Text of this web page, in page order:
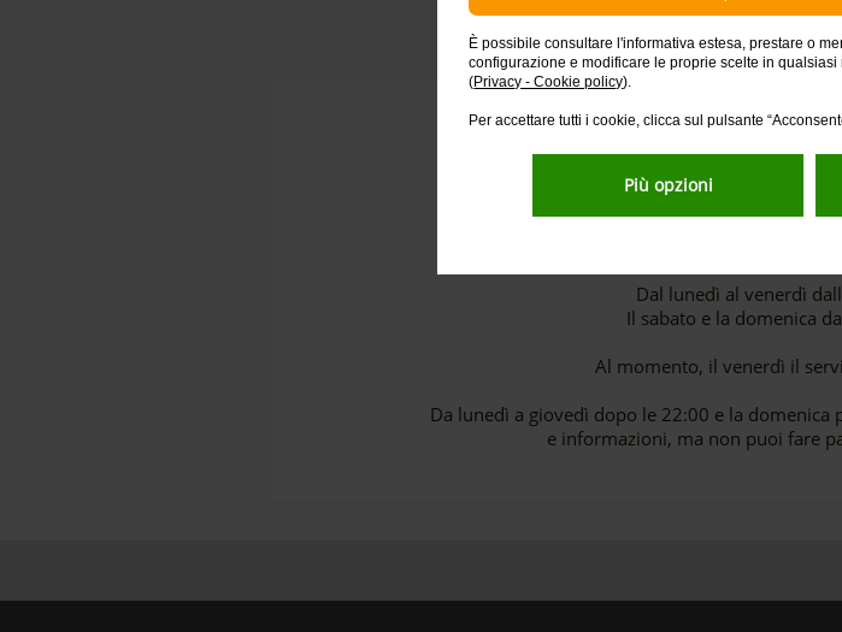
È possibile consultare l'informativa estesa, prestare o
configurazione e modificare le proprie scelte in
(Privacy - Cookie policy).
Per accettare tutti i cookie, clicca sul pulsante
Più opzioni
Parla
CHIAMACI AL
800.303.303
+39 011 8019.200
Dal lunedì al venerdì
Il sabato e la domenica
Al momento, il venerdì il
Da lunedì a giovedì dopo le 22:00 e la domenica
e informazioni, ma non puoi fare